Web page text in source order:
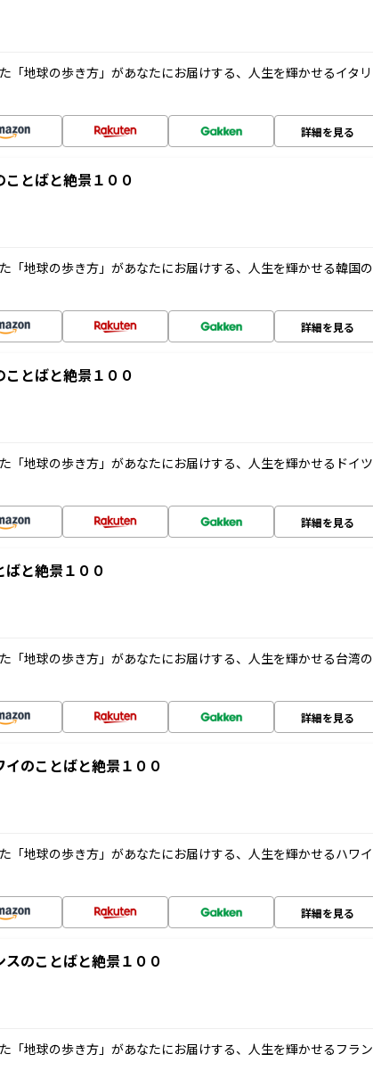
「地球の歩き方」があなたにお届けする、人生を輝かせるイタリ
詳細を見る
とばと絶景１００
「地球の歩き方」があなたにお届けする、人生を輝かせる韓国の
詳細を見る
とばと絶景１００
「地球の歩き方」があなたにお届けする、人生を輝かせるドイツ
詳細を見る
と絶景１００
「地球の歩き方」があなたにお届けする、人生を輝かせる台湾の
詳細を見る
のことばと絶景１００
「地球の歩き方」があなたにお届けする、人生を輝かせるハワイ
詳細を見る
のことばと絶景１００
「地球の歩き方」があなたにお届けする、人生を輝かせるフラン